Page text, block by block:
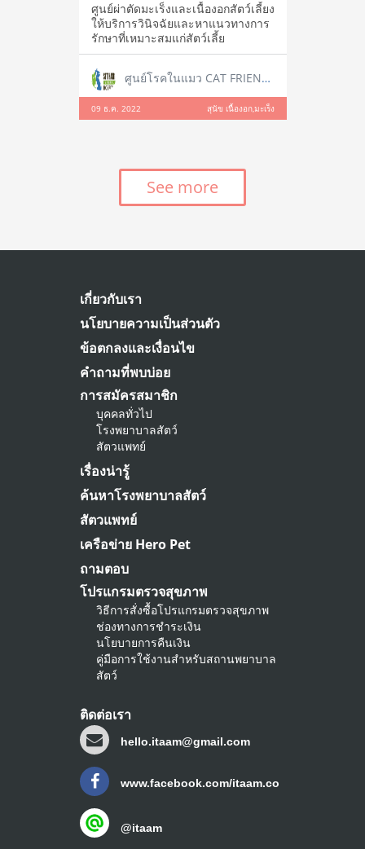
ศูนย์ผ่าตัดมะเร็งและเนื้องอกสัตว์เลี้ยง
ให้บริการวินิจฉัยและหาแนวทางการ
รักษาที่เหมาะสมแก่สัตว์เลี้ย
ศูนย์โรคในแมว CAT FRIENDLY CLINIC
09 ธ.ค. 2022 สุนัข เนื้องอก,มะเร็ง
See more
เกี่ยวกับเรา
นโยบายความเป็นส่วนตัว
ข้อตกลงและเงื่อนไข
คำถามที่พบบ่อย
การสมัครสมาชิก
บุคคลทั่วไป
โรงพยาบาลสัตว์
สัตวแพทย์
เรื่องน่ารู้
ค้นหาโรงพยาบาลสัตว์
สัตวแพทย์
เครือข่าย Hero Pet
ถามตอบ
โปรแกรมตรวจสุขภาพ
วิธีการสั่งซื้อโปรแกรมตรวจสุขภาพ
ช่องทางการชำระเงิน
นโยบายการคืนเงิน
คู่มือการใช้งานสำหรับสถานพยาบาล
สัตว์
ติดต่อเรา
hello.itaam@gmail.com
www.facebook.com/itaam.co
@itaam